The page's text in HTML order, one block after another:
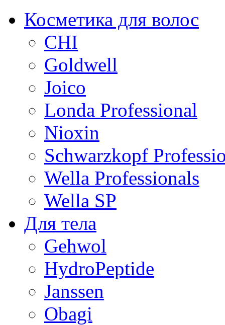
Косметика для волос
CHI
Goldwell
Joico
Londa Professional
Nioxin
Schwarzkopf
Wella Professionals
Wella SP
Для тела
Gehwol
HydroPeptide
Janssen
Obagi